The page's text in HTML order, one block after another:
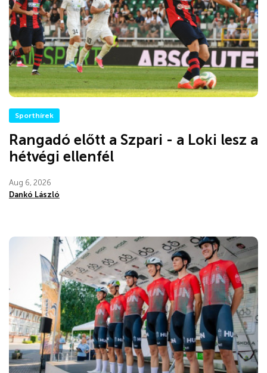
Sporthírek
Rangadó előtt a Szpari - a Loki lesz a
hétvégi ellenfél
Aug 6, 2026
Dankó László